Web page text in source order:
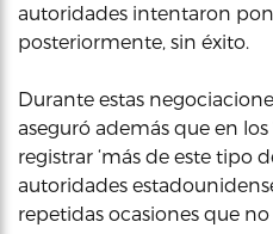
autoridades intentaron
posteriormente, sin éxito.
Durante estas
aseguró además que en los
registrar ‘más de este tipo
autoridades
repetidas ocasiones que